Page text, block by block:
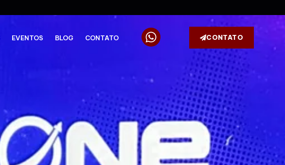
EVENTOS BLOG CONTATO CONTATO